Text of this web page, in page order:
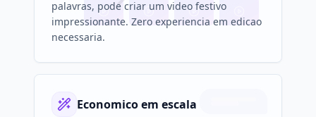
palavras, pode criar um video festivo
impressionante. Zero experiencia em edicao
necessaria.
Economico em escala